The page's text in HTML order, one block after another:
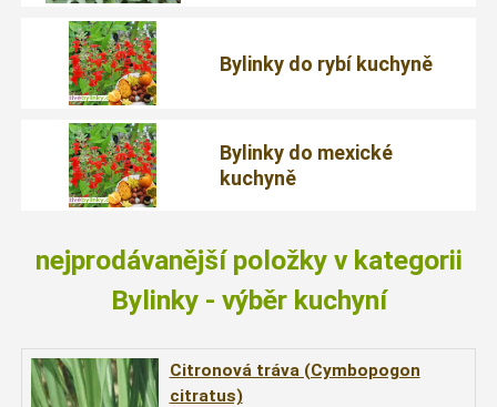
Bylinky do rybí kuchyně
Bylinky do mexické
kuchyně
nejprodávanější položky v kategorii
Bylinky - výběr kuchyní
Citronová tráva (Cymbopogon
citratus)